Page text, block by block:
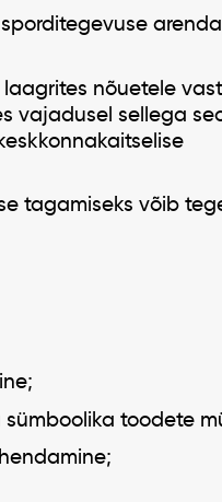
nõuetele
vajadusel sellega
tagamiseks võib
toodete